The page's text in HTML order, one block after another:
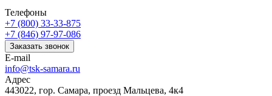
Телефоны
+7 (800) 33-33-875
+7 (846) 97-97-086
Заказать звонок
E-mail
info@tsk-samara.ru
Адрес
443022, гор. Самара, проезд Мальцева, 4к4